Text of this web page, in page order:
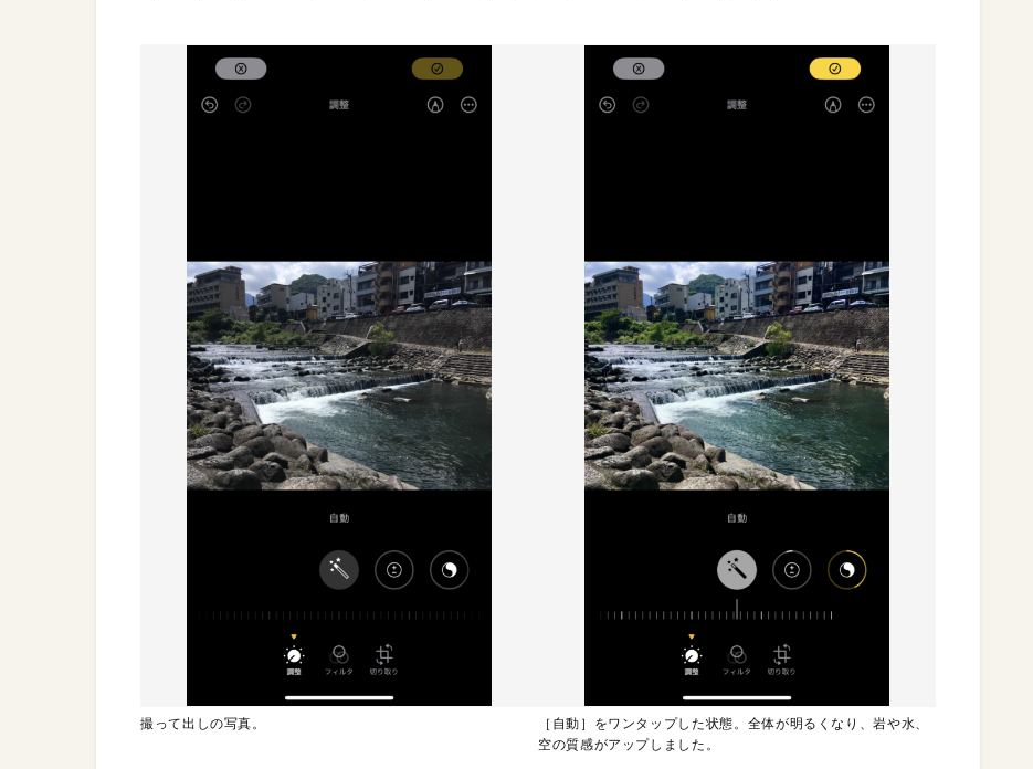
撮って出しの写真。
［自動］をワンタップした状態。全体が明るくなり、岩や水、
空の質感がアップしました。